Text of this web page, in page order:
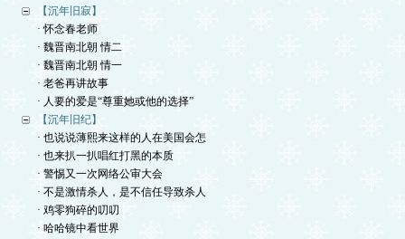
【沉年旧寂】
· 怀念春老师
· 魏晋南北朝 情二
· 魏晋南北朝 情一
· 老爸再讲故事
· 人要的爱是“尊重她或他的选择”
【沉年旧纪】
· 也说说薄熙来这样的人在美国会怎
· 也来扒一扒唱红打黑的本质
· 警惕又一次网络公审大会
· 不是激情杀人，是不信任导致杀人
· 鸡零狗碎的叨叨
· 哈哈镜中看世界